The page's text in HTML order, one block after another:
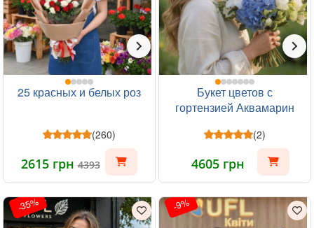
25 красных и белых роз
(260)
2615 грн4393
Букет цветов с
гортензией Аквамарин
(2)
4605 грн
-35% -9%